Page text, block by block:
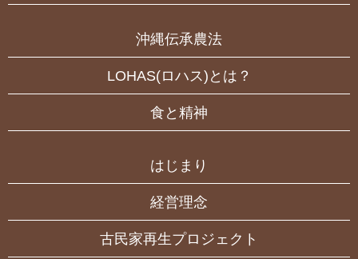
沖縄伝承農法
LOHAS(ロハス)とは？
食と精神
はじまり
経営理念
古民家再生プロジェクト